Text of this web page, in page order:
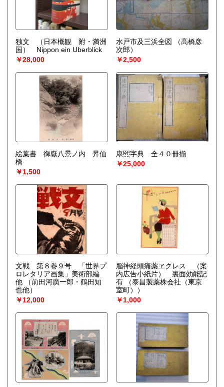
独文 （日本概観 附・満洲
国） Nippon ein Uberblick
￥28,000
水戸市及三浜全図
（高橋彦
次郎）
￥2,500
絵葉書 御嶽八景ノ内 昇仙
橋
￥1,500
康熙字典 全４０冊揃
￥25,000
文戦 第８巻９号 「世界プ
ロレタリア画集」美術部編
他
（前田河廣一郎・鶴田知
也他）
￥12,000
脳神経頭痛薬ヱクレス （案
内広告小紙片） 裏面効能記
有
（泰昌製薬株会社（東京
室町））
￥1,000